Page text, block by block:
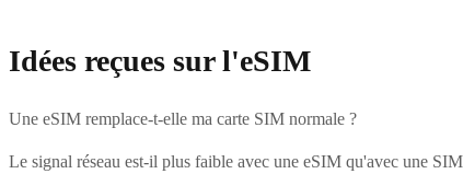
Idées reçues sur l'eSIM
Une eSIM remplace-t-elle ma carte SIM normale ?
Le signal réseau est-il plus faible avec une eSIM qu'avec une